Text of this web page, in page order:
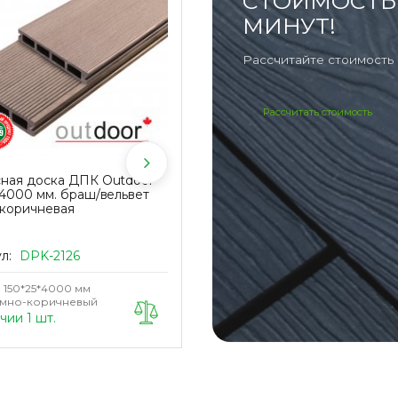
МИНУТ!
Рассчитайте
Рассчитать стоимость
доска ДПК Outdoor
мм. браш/вельвет
DPK-2126
150*25*4000 мм
коричневый
1 шт.
Антивибрационная подкладка
KRONEX 2 мм (упак.10 шт)
Артикул: KRN-TS2x10
Полипропилен
Назначение
Монтаж подсистемы
В наличии